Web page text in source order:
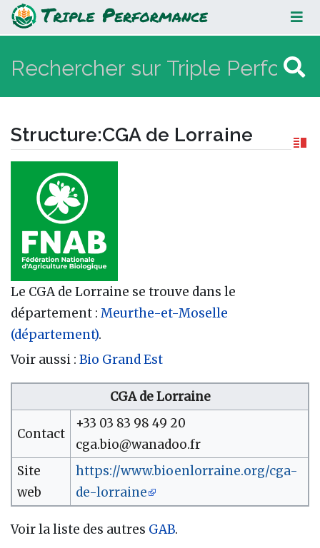
CGA de Lorraine
Structure:CGA de Lorraine
Aller à :navigation
Le CGA de Lorraine se trouve dans le
département : Meurthe-et-Moselle
(département).
Voir aussi : Bio Grand Est
CGA de Lorraine
Contact
+33 03 83 98 49 20
cga.bio@wanadoo.fr
Site
web
https://www.bioenlorraine.org/cga-
de-lorraine
Voir la liste des autres GAB.